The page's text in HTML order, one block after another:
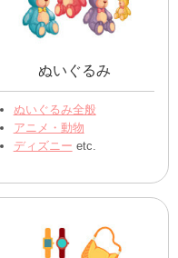
ぬいぐるみ
ぬいぐるみ全般
アニメ・動物
ディズニー etc.